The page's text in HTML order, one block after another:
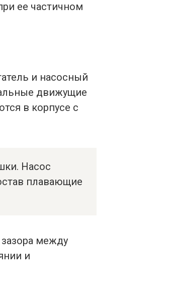
ее частичном
и насосный
движущие
в корпусе с
Насос
плавающие
между
и